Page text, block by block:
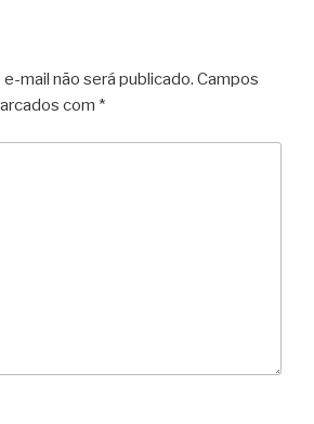
mail não será publicado. Campos
com *